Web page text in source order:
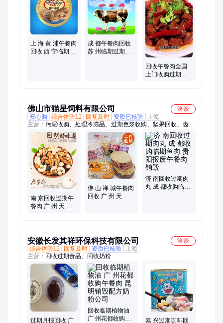
上 海 黄 浦午餐肉
回收 西 宁临期过
成 都午餐肉回收
苏 州临期过期废
回收午餐肉全国
上门收购过期奶
佛山市猫星饲料有限公司
洽谈
安心购
综合体验L2 回复及时 资质已核验
上海
主营： 污泥收购、处理冷冻品、过期色浆收购、坚果回收、齿轮
油回收、冷冻品回收、船舶漆回收、固化剂回收、阻燃剂回收、
坑小麦粉回收、合成橡胶回收、巧克力粉回收、石油树脂回收、
奶粉回收、过期食品回收、黄油回收、奶油回收、过期牛奶收
购、过期废油收购、过期聚醚收购、处理皮革染料、过期腰果收
购、过期咖啡收购
南 京回收过期午
餐肉 广 州 天 河
佛 山 禅 城午餐肉
回收 广 州 天 河
济 南回收过期肉
丸 成 都收购临期
安徽长发其祥环保科技有限公司
洽谈
综合体验L2
回复及时 资质已核验
上海
主营： 回收过期食品、回收奶粉
过期月报回收 广
回收临期植物油
广 州花都收购午
嘉 兴过期咖啡回